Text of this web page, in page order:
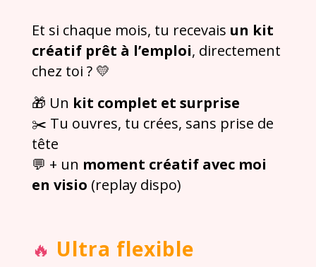
Et si chaque mois, tu recevais un kit
créatif prêt à l’emploi, directement
chez toi ? 💛
🎁 Un kit complet et surprise
✂️ Tu ouvres, tu crées, sans prise de
tête
💬 + un moment créatif avec moi
en visio (replay dispo)
🔥 Ultra flexible